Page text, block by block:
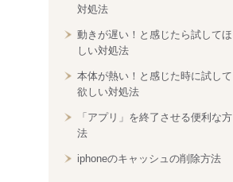
対処法
動きが遅い！と感じたら試してほ
しい対処法
本体が熱い！と感じた時に試して
欲しい対処法
「アプリ」を終了させる便利な方
法
iphoneのキャッシュの削除方法